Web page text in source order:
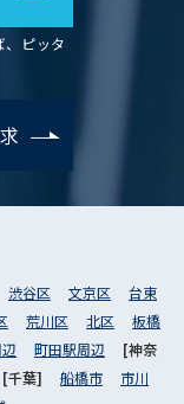
、ピッタ
渋谷区 文京区
台東
荒川区 北区
板橋
町田駅周辺
[神奈
[千葉] 船橋市
市川